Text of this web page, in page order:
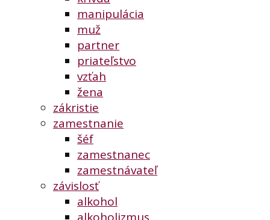
manipulácia
muž
partner
priateľstvo
vzťah
žena
zákristie
zamestnanie
šéf
zamestnanec
zamestnávateľ
závislosť
alkohol
alkoholizmus